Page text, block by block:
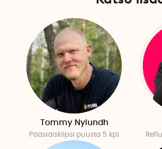
Tommy Nylundh
Pääsiäisklipsi puusta 5 kpl